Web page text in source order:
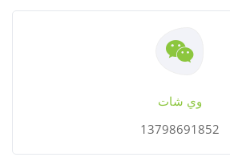
وي شات
13798691852